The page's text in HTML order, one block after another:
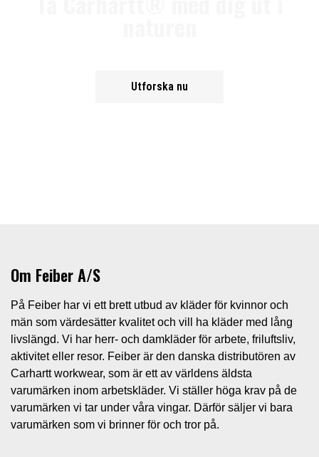
Utforska nu
Om Feiber A/S
På Feiber har vi ett brett utbud av kläder för kvinnor och
män som värdesätter kvalitet och vill ha kläder med lång
livslängd. Vi har herr- och damkläder för arbete, friluftsliv,
aktivitet eller resor. Feiber är den danska distributören av
Carhartt workwear, som är ett av världens äldsta
varumärken inom arbetskläder. Vi ställer höga krav på de
varumärken vi tar under våra vingar. Därför säljer vi bara
varumärken som vi brinner för och tror på.